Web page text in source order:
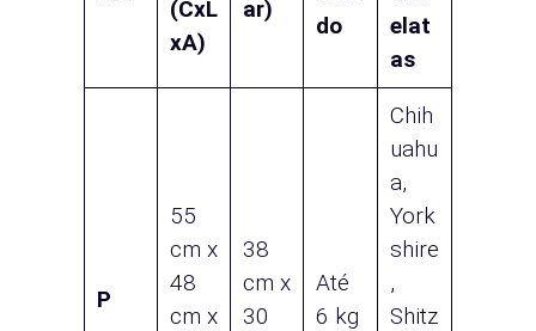
(CxL
xA)
ar)
do
elat
as
P
55
cm x
48
cm x
38
cm x
30
Até
6 kg
Chih
uahu
a,
York
shire
,
Shitz